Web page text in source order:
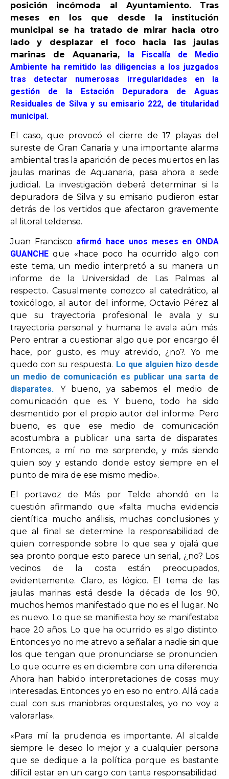
posición incómoda al Ayuntamiento. Tras
meses en los que desde la institución
municipal se ha tratado de mirar hacia otro
lado y desplazar el foco hacia las jaulas
marinas de Aquanaria, la Fiscalía de Medio
Ambiente ha remitido las diligencias a los juzgados
tras detectar numerosas irregularidades en la
gestión de la Estación Depuradora de Aguas
Residuales de Silva y su emisario 222, de titularidad
municipal.
El caso, que provocó el cierre de 17 playas del
sureste de Gran Canaria y una importante alarma
ambiental tras la aparición de peces muertos en las
jaulas marinas de Aquanaria, pasa ahora a sede
judicial. La investigación deberá determinar si la
depuradora de Silva y su emisario pudieron estar
detrás de los vertidos que afectaron gravemente
al litoral teldense.
Juan Francisco afirmó hace unos meses en ONDA
GUANCHE que «hace poco ha ocurrido algo con
este tema, un medio interpretó a su manera un
informe de la Universidad de Las Palmas al
respecto. Casualmente conozco al catedrático, al
toxicólogo, al autor del informe, Octavio Pérez al
que su trayectoria profesional le avala y su
trayectoria personal y humana le avala aún más.
Pero entrar a cuestionar algo que por encargo él
hace, por gusto, es muy atrevido, ¿no?. Yo me
quedo con su respuesta. Lo que alguien hizo desde
un medio de comunicación es publicar una sarta de
disparates.
Y bueno, ya sabemos el medio de
comunicación que es. Y bueno, todo ha sido
desmentido por el propio autor del informe. Pero
bueno, es que ese medio de comunicación
acostumbra a publicar una sarta de disparates.
Entonces, a mí no me sorprende, y más siendo
quien soy y estando donde estoy siempre en el
punto de mira de ese mismo medio».
El portavoz de Más por Telde ahondó en la
cuestión afirmando que «falta mucha evidencia
científica mucho análisis, muchas conclusiones y
que al final se determine la responsabilidad de
quien corresponde sobre lo que sea y ojalá que
sea pronto porque esto parece un serial, ¿no? Los
vecinos de la costa están preocupados,
evidentemente. Claro, es lógico. El tema de las
jaulas marinas está desde la década de los 90,
muchos hemos manifestado que no es el lugar. No
es nuevo. Lo que se manifiesta hoy se manifestaba
hace 20 años. Lo que ha ocurrido es algo distinto.
Entonces yo no me atrevo a señalar a nadie sin que
los que tengan que pronunciarse se pronuncien.
Lo que ocurre es en diciembre con una diferencia.
Ahora han habido interpretaciones de cosas muy
interesadas. Entonces yo en eso no entro. Allá cada
cual con sus maniobras orquestales, yo no voy a
valorarlas».
«Para mí la prudencia es importante. Al alcalde
siempre le deseo lo mejor y a cualquier persona
que se dedique a la política porque es bastante
difícil estar en un cargo con tanta responsabilidad.